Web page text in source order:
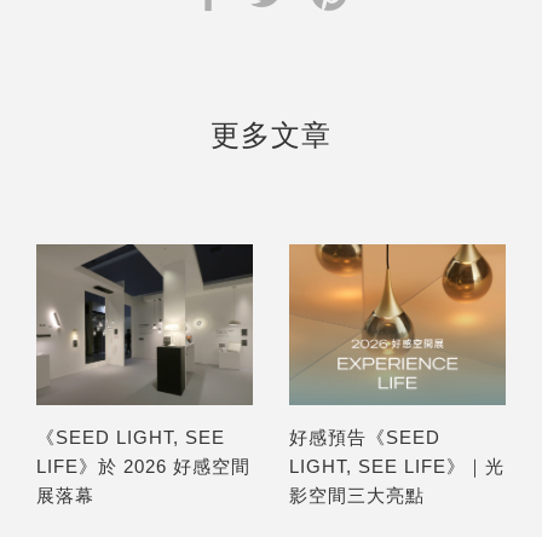
更多文章
《SEED LIGHT, SEE
LIFE》於 2026 好感空間
展落幕
好感預告《SEED
LIGHT, SEE LIFE》｜光
影空間三大亮點